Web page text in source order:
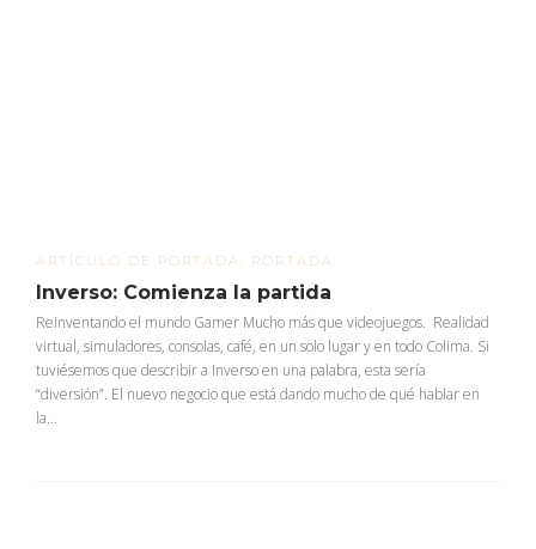
ARTÍCULO DE PORTADA PORTADA
Inverso: Comienza la partida
Reinventando el mundo Gamer Mucho más que videojuegos. Realidad
virtual, simuladores, consolas, café, en un solo lugar y en todo Colima. Si
tuviésemos que describir a Inverso en una palabra, esta sería
“diversión”. El nuevo negocio que está dando mucho de qué hablar en
la...